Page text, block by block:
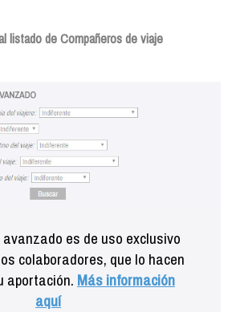
listado de Compañeros de viaje
es de uso exclusivo
colaboradores, que lo hacen
aportación. Más información
aquí